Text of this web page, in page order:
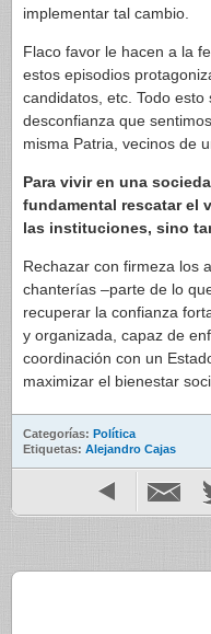
implementar tal cambio.
Flaco favor le hacen a la
estos episodios
candidatos, etc. Todo
desconfianza que
misma Patria, vecinos de
Para vivir en una
fundamental rescatar el
las instituciones, sino
Rechazar con firmeza los
chanterías –parte de lo
recuperar la confianza
y organizada, capaz de
coordinación con un
maximizar el bienestar
Categorías: Política
Etiquetas: Alejandro Cajas